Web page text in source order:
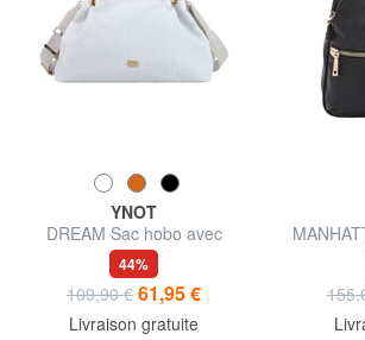
YNOT
DREAM Sac hobo avec
bandoulière
44%
109,90 € 61,95 €
Livraison gratuite
dos à